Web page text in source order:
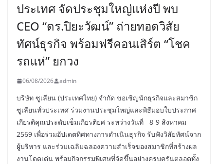
ประเทศ จัดประชุมใหญ่แห่งปี พบ
CEO “ดร.ปิยะวัฒน์” ถ่ายทอดวิสัย
ทัศน์ธุรกิจ พร้อมฟรีคอนเสิร์ต “โชค
รถแห่” ยกวง
06/08/2026 admin
บริษัท ซูเลียน (ประเทศไทย) จำกัด ขอเชิญนักธุรกิจและสมาชิก
ซูเลียนทั่วประเทศ ร่วมงานประชุมใหญ่และพิธีมอบใบประกาศ
เกียรติคุณประดับเข็มเกียรติยศ ระหว่างวันที่ 8-9 สิงหาคม
2569 เพื่อร่วมอัปเดตทิศทางการดำเนินธุรกิจ รับฟังวิสัยทัศน์จาก
ผู้บริหาร และร่วมเฉลิมฉลองความสำเร็จของสมาชิกที่สร้างผล
งานโดดเด่น พร้อมกิจกรรมพิเศษที่จัดขึ้นอย่างครบครันตลอดทั้ง